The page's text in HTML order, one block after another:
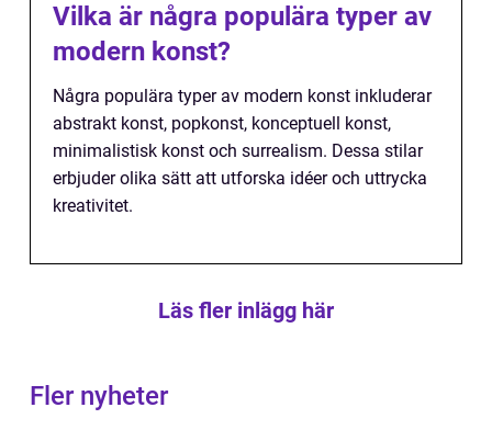
Vilka är några populära typer av
modern konst?
Några populära typer av modern konst inkluderar
abstrakt konst, popkonst, konceptuell konst,
minimalistisk konst och surrealism. Dessa stilar
erbjuder olika sätt att utforska idéer och uttrycka
kreativitet.
Läs fler inlägg här
Fler nyheter